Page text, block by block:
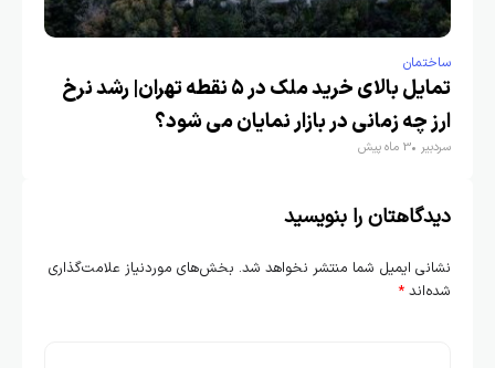
ساختمان
تمایل بالای خرید ملک در ۵ نقطه تهران| رشد نرخ
ارز چه زمانی در بازار نمایان می شود؟
سردبیر 3 ماه پیش
دیدگاهتان را بنویسید
نشانی ایمیل شما منتشر نخواهد شد. بخش‌های موردنیاز علامت‌گذاری
شده‌اند *